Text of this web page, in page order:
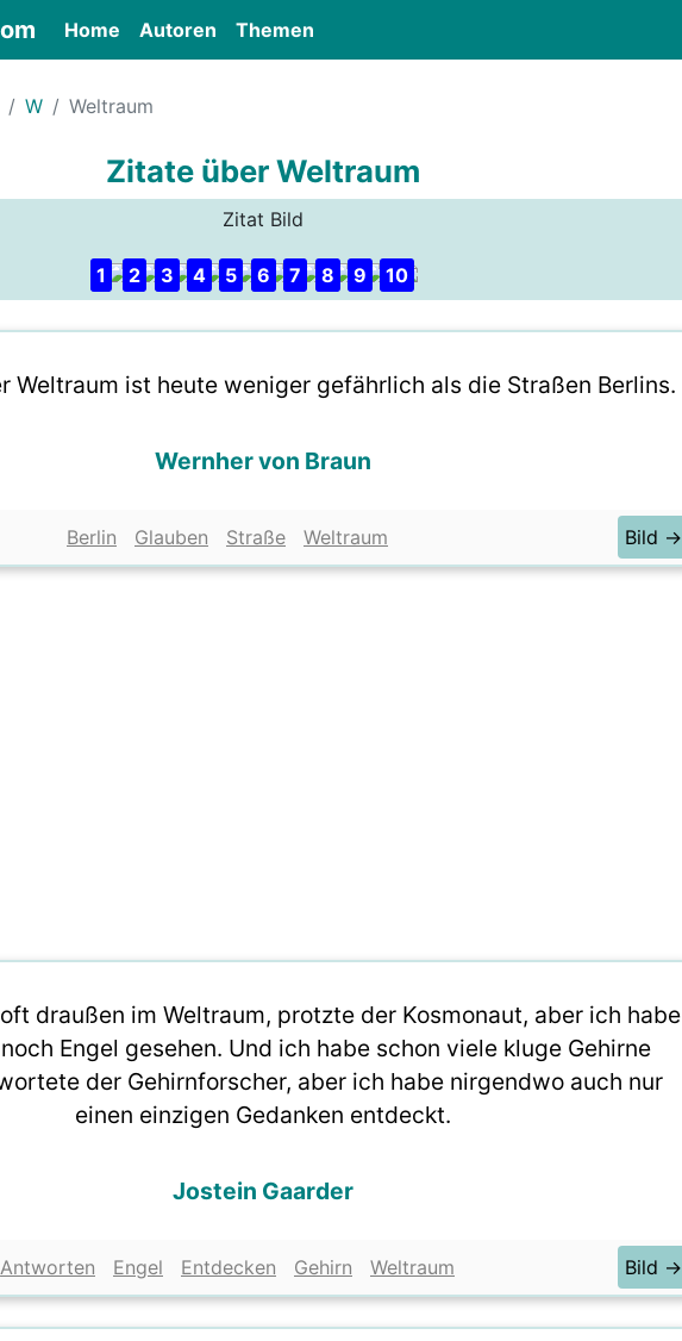
Home (current)
Autoren Themen
W Weltraum
Zitate über Weltraum
Zitat Bild
1 2 3 4 5 6 7 8 9 10
Weltraum ist heute weniger gefährlich als die Straßen Berlins.
Wernher von Braun
Berlin Glauben Straße Weltraum Bild →
draußen im Weltraum, protzte der Kosmonaut, aber ich habe
Engel gesehen. Und ich habe schon viele kluge Gehirne
der Gehirnforscher, aber ich habe nirgendwo auch nur
einen einzigen Gedanken entdeckt.
Jostein Gaarder
Antworten Engel Entdecken Gehirn Weltraum Bild →